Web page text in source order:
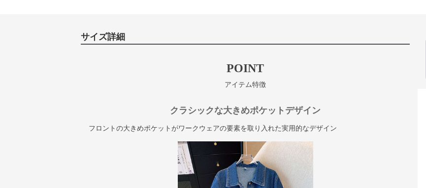
サイズ詳細
POINT
アイテム特徴
クラシックな大きめポケットデザイン
フロントの大きめポケットがワークウェアの要素を取り入れた実用的なデザイン